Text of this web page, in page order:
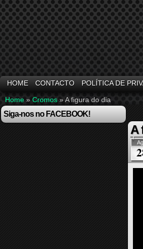
HOME CONTACTO POLÍTICA DE
Home » Cromos »A figura do dia
Siga-nos no FACEBOOK!
A